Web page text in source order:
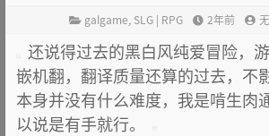
galgame, SLG | RPG 2年前
还说得过去的黑白风纯爱冒险，
嵌机翻，翻译质量还算的过去，不
本身并没有什么难度，我是啃生肉
以说是有手就行。